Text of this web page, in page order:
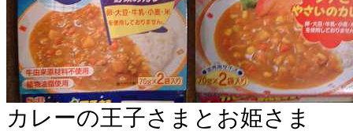
カレーの王子さまとお姫さま